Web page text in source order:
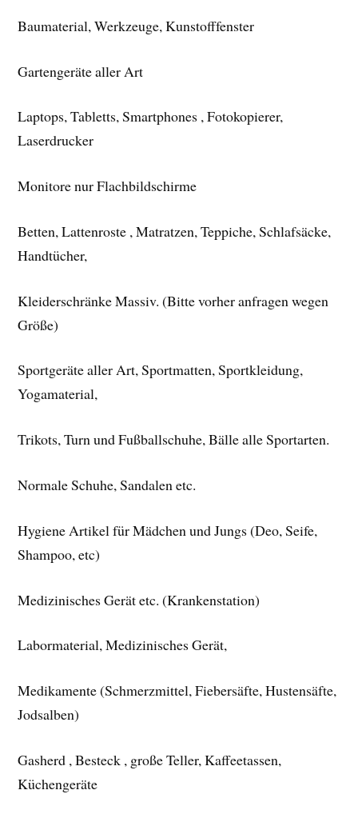
Baumaterial, Werkzeuge, Kunstofffenster
Gartengeräte aller Art
Laptops, Tabletts, Smartphones , Fotokopierer,
Laserdrucker
Monitore nur Flachbildschirme
Betten, Lattenroste , Matratzen, Teppiche, Schlafsäcke,
Handtücher,
Kleiderschränke Massiv. (Bitte vorher anfragen wegen
Größe)
Sportgeräte aller Art, Sportmatten, Sportkleidung,
Yogamaterial,
Trikots, Turn und Fußballschuhe, Bälle alle Sportarten.
Normale Schuhe, Sandalen etc.
Hygiene Artikel für Mädchen und Jungs (Deo, Seife,
Shampoo, etc)
Medizinisches Gerät etc. (Krankenstation)
Labormaterial, Medizinisches Gerät,
Medikamente (Schmerzmittel, Fiebersäfte, Hustensäfte,
Jodsalben)
Gasherd , Besteck , große Teller, Kaffeetassen,
Küchengeräte